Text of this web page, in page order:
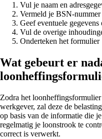
Vul je naam en
Vermeld je BSN-nummer
Geef eventuele
Vul de overige
Onderteken het formulier
Wat gebeurt er
Zodra het
werkgever, zal deze de
op basis van de informatie die
regelmatig je loonstrook te
correct is verwerkt.